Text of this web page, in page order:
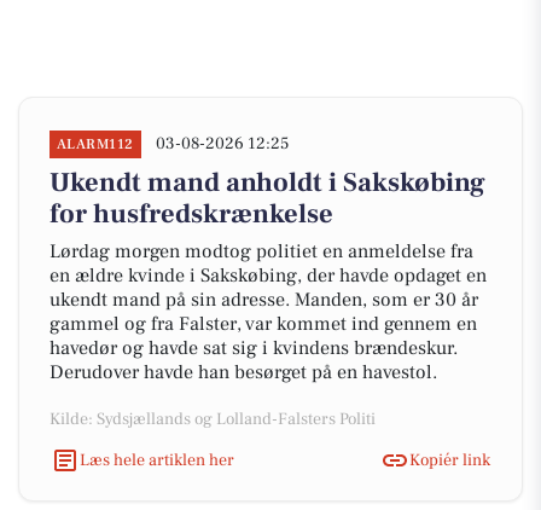
ALARM112 03-08-2026 12:25
Ukendt mand anholdt i Sakskøbing
for husfredskrænkelse
Lørdag morgen modtog politiet en anmeldelse fra
en ældre kvinde i Sakskøbing, der havde opdaget en
ukendt mand på sin adresse. Manden, som er 30 år
gammel og fra Falster, var kommet ind gennem en
havedør og havde sat sig i kvindens brændeskur.
Derudover havde han besørget på en havestol.
Kilde: Sydsjællands og Lolland-Falsters Politi
Læs hele artiklen her
Kopiér link